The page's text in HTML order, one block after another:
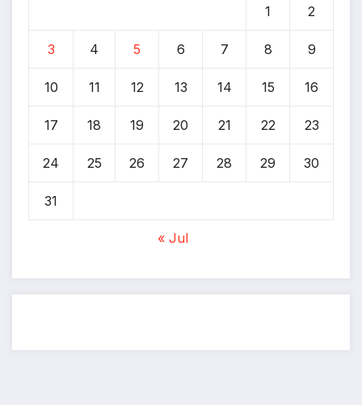
1 2
3 4 5 6 7 8 9
10 11 12 13 14 15 16
17 18 19 20 21 22 23
24 25 26 27 28 29 30
31
« Jul